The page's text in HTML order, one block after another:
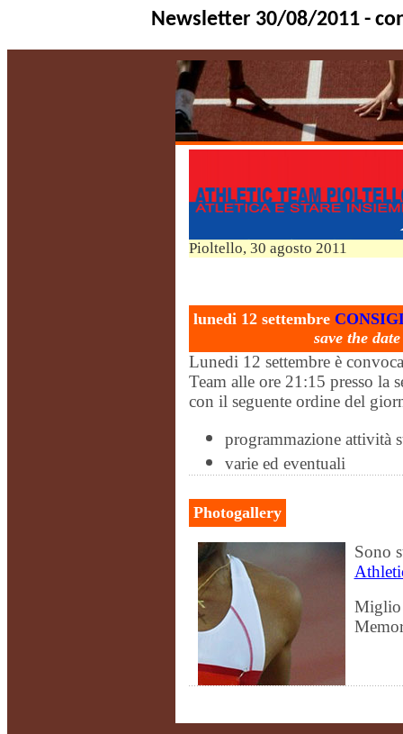
Newsletter 30/08/2011 -
Pioltello, 30 agosto 2011
lunedi12 settembre
savethe
Lunedi 12 settembre è
Team alle ore 21:15 presso la
con il seguente ordine del
programmazione attività
varie ed eventuali
Photogallery
Sono